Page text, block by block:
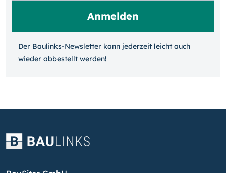
Der Baulinks-Newsletter kann jeder­zeit leicht auch
wieder ab­bestellt werden!